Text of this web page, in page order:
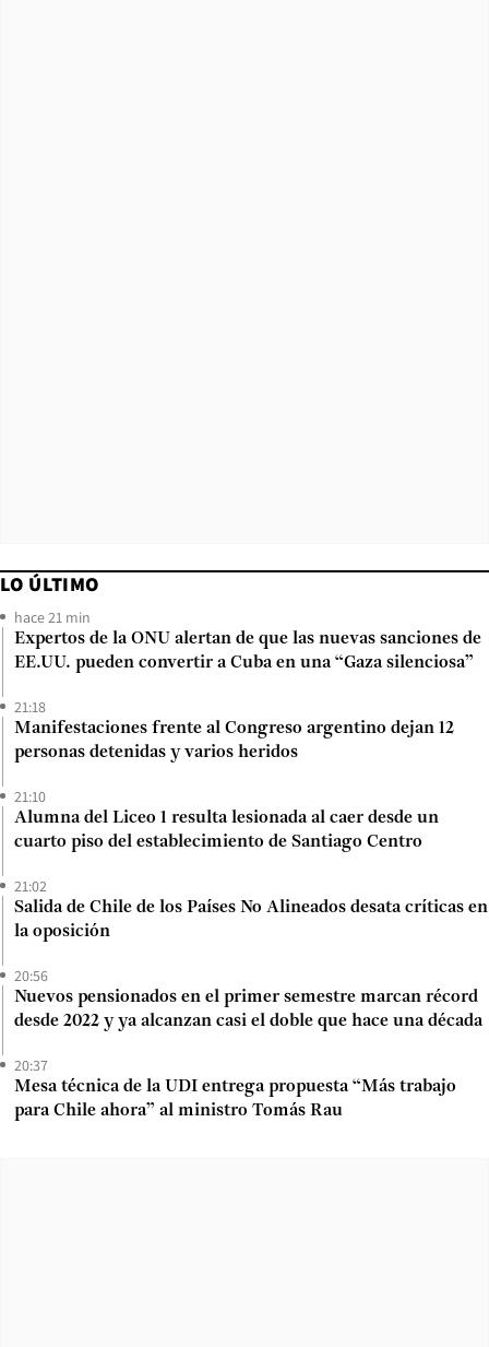
LO ÚLTIMO
hace 21 min
Expertos de la ONU alertan de que las nuevas sanciones de
EE.UU. pueden convertir a Cuba en una “Gaza silenciosa”
21:18
Manifestaciones frente al Congreso argentino dejan 12
personas detenidas y varios heridos
21:10
Alumna del Liceo 1 resulta lesionada al caer desde un
cuarto piso del establecimiento de Santiago Centro
21:02
Salida de Chile de los Países No Alineados desata críticas en
la oposición
20:56
Nuevos pensionados en el primer semestre marcan récord
desde 2022 y ya alcanzan casi el doble que hace una década
20:37
Mesa técnica de la UDI entrega propuesta “Más trabajo
para Chile ahora” al ministro Tomás Rau